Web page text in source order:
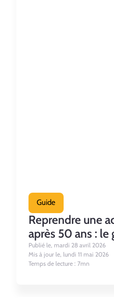
Guide
Reprendre une
après 50 ans :
Publié le, mardi 28 avril 2026
Mis à jour le, lundi 11 mai 2026
Temps de lecture : 7mn